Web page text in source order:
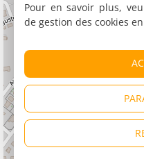
Pour en savoir plus,
de gestion des cookies